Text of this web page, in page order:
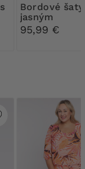
Bordové šaty s
jasným
kvetinovým
spodným
95,99 €